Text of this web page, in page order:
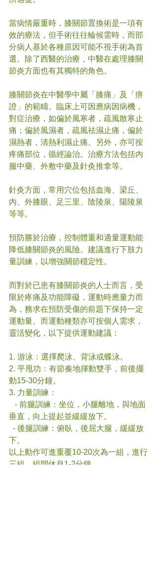
當病情嚴重時，膝關節置換術是一項有
效的療法，但手術往往輪候需時，而部
分病人基於各種原因可能不視手術為首
選。除了西醫的治療，中醫在處理膝關
節炎方面也有其獨特的角色。
膝關節炎在中醫學中屬「膝痛」及「痹
證」的範疇。臨床上可因應病因病機，
對症治療，如偏於風寒者，疏風散寒止
痛；偏於風濕者，疏風祛濕止痛，偏於
濕熱者，清熱利濕止痛。另外，亦可按
疼痛部位，循經論治。治療方法包括內
服中藥、外敷中藥及針灸推拿等。
針灸方面，常用穴位包括血海、梁丘、
內、外膝眼、足三里、陰陵泉、陽陵泉
等等。
預防勝於治療，控制體重和適量運動能
降低膝關節炎的風險。建議進行下肢力
量訓練，以增強關節穩定性。
而對於已患有膝關節炎的人士而言，受
限於疼痛及功能障礙，運動時應量力而
為，務求在預防受傷的前題下保持一定
運動量。而運動種類亦可按個人需求，
靈活變化，以下提供運動建議：
1. 游泳：選擇爬泳、背泳或蝶泳。
2. 平甩功：有節奏地揮動雙手，前後擺
動15-30分鐘。
3. 力量訓練：
- 前腿訓練：坐位，小腿離地，與地面
垂直，向上提起並緩緩放下。
- 後腿訓練：俯臥，後屈大腿，緩緩放
下。
以上動作可進重覆10-20次為一組，進行
三組，組間休息1-2分鐘。